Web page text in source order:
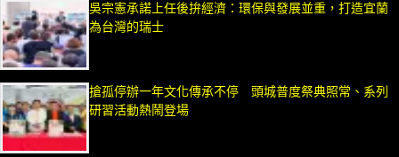
吳宗憲承諾上任後拚經濟：環保與發展並重，打造宜蘭
為台灣的瑞士
搶孤停辦一年文化傳承不停 頭城普度祭典照常、系列
研習活動熱鬧登場